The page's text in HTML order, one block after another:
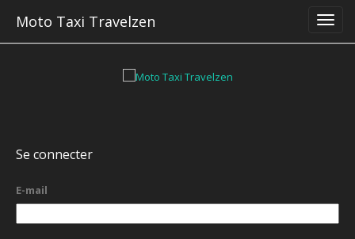
Moto Taxi Travelzen
Se connecter
E-mail